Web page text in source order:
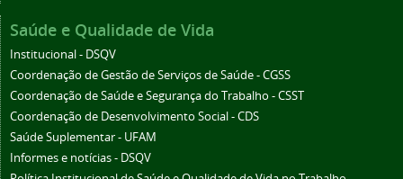
Saúde e Qualidade de Vida
Institucional - DSQV
Coordenação de Gestão de Serviços de Saúde - CGSS
Coordenação de Saúde e Segurança do Trabalho - CSST
Coordenação de Desenvolvimento Social - CDS
Saúde Suplementar - UFAM
Informes e notícias - DSQV